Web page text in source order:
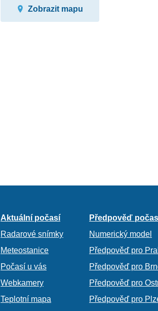
Zobrazit mapu
Aktuální počasí
Radarové snímky
Meteostanice
Počasí u vás
Webkamery
Teplotní mapa
Předpověď
Numerický model
Předpověď pro
Předpověď pro
Předpověď pro
Předpověď pro